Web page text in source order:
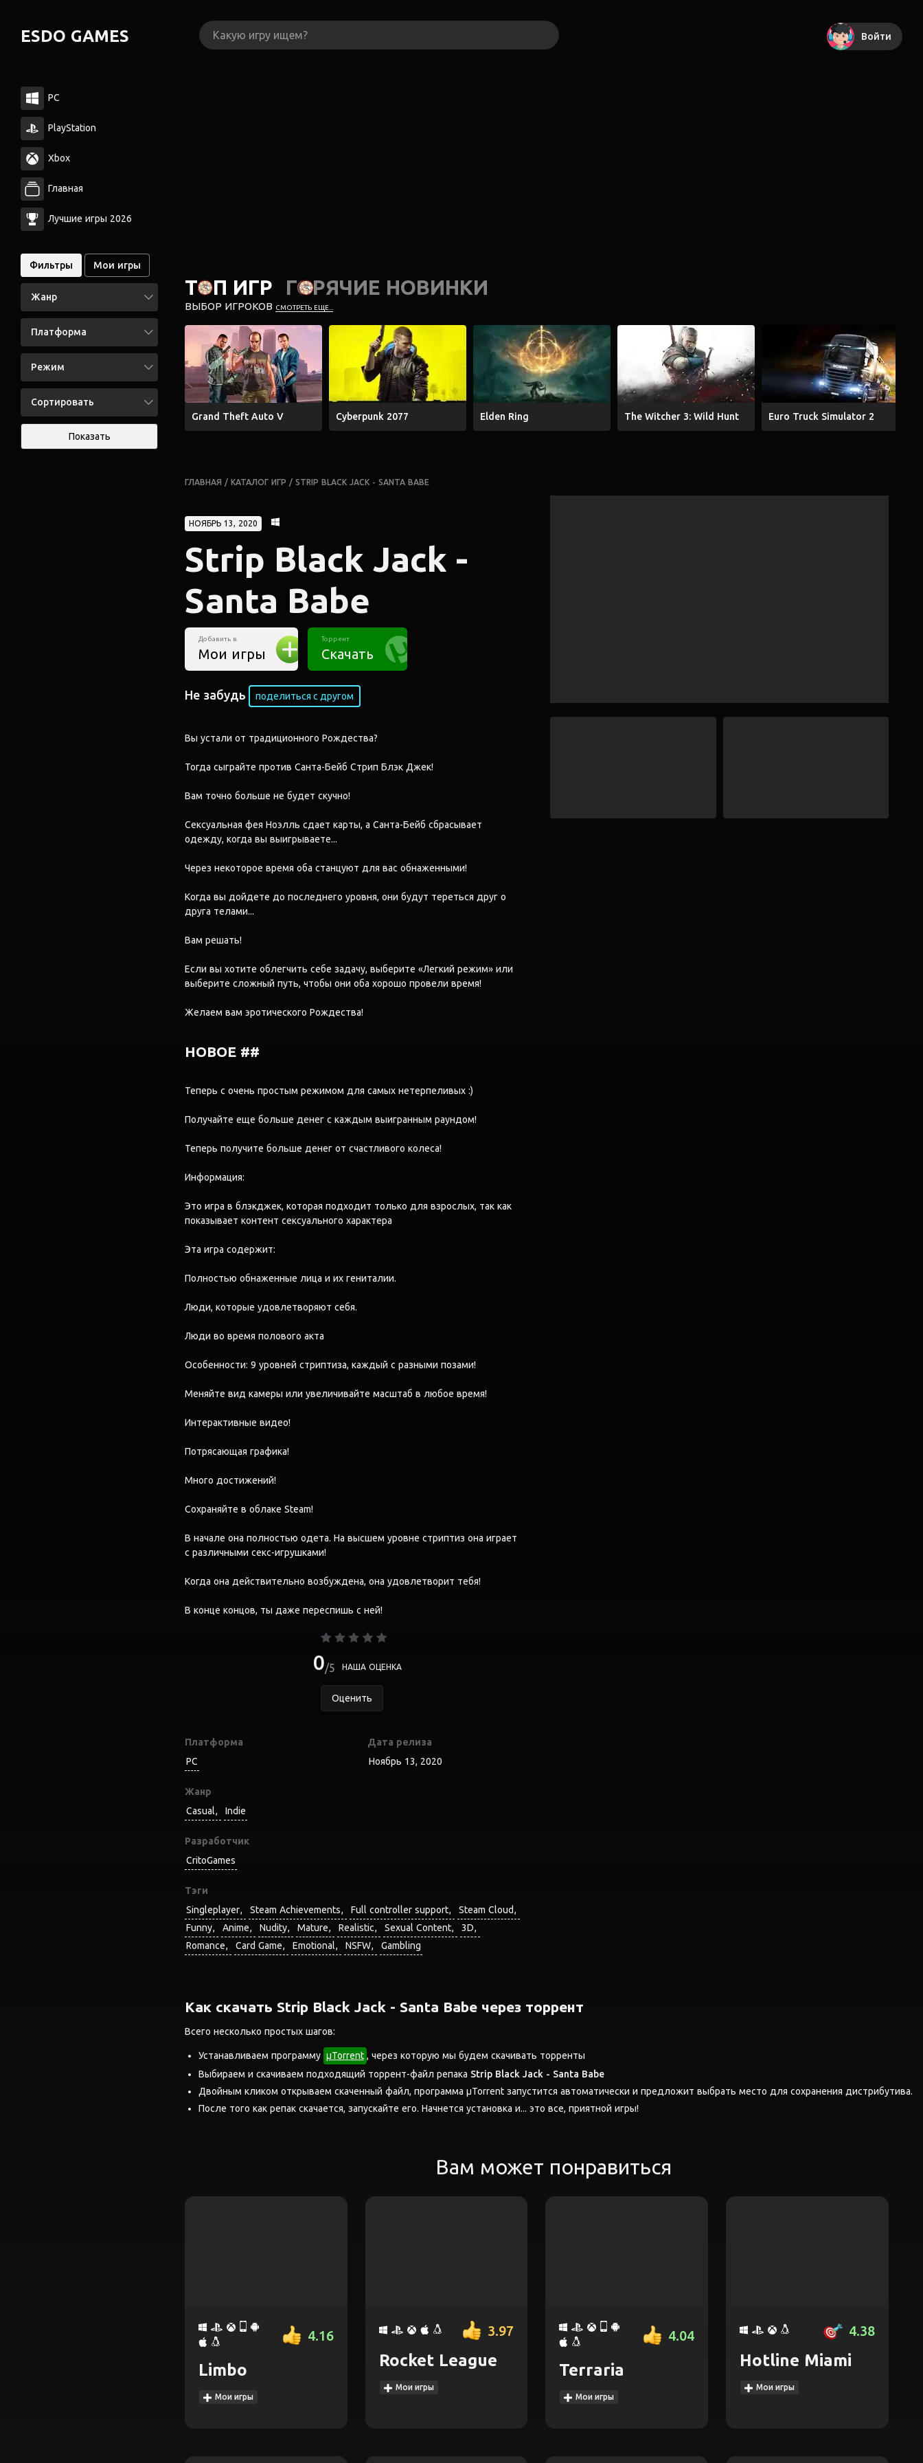
ESDO GAMES Войти
PC
PlayStation
Xbox
Главная
Лучшие игры 2026
Фильтры Мои игры
Жанр
Платформа
Режим
Сортировать
Показать
ТОП ИГР ГОРЯЧИЕ НОВИНКИ
ВЫБОР ИГРОКОВ СМОТРЕТЬ ЕЩЕ...
Grand Theft Auto V Cyberpunk 2077 Elden Ring The Witcher 3: Wild Hunt Euro Truck Simulator 2
ГЛАВНАЯ / КАТАЛОГ ИГР / STRIP BLACK JACK - SANTA BABE
НОЯБРЬ 13, 2020
Strip Black Jack -
Santa Babe
Добавить в
Мои игры
Торрент
Скачать
Не забудь поделиться с другом
Вы устали от традиционного Рождества?
Тогда сыграйте против Санта-Бейб Стрип Блэк Джек!
Вам точно больше не будет скучно!
Сексуальная фея Ноэлль сдает карты, а Санта-Бейб сбрасывает
одежду, когда вы выигрываете...
Через некоторое время оба станцуют для вас обнаженными!
Когда вы дойдете до последнего уровня, они будут тереться друг о
друга телами...
Вам решать!
Если вы хотите облегчить себе задачу, выберите «Легкий режим» или
выберите сложный путь, чтобы они оба хорошо провели время!
Желаем вам эротического Рождества!
НОВОЕ ##
Теперь с очень простым режимом для самых нетерпеливых :)
Получайте еще больше денег с каждым выигранным раундом!
Теперь получите больше денег от счастливого колеса!
Информация:
Это игра в блэкджек, которая подходит только для взрослых, так как
показывает контент сексуального характера
Эта игра содержит:
Полностью обнаженные лица и их гениталии.
Люди, которые удовлетворяют себя.
Люди во время полового акта
Особенности: 9 уровней стриптиза, каждый с разными позами!
Меняйте вид камеры или увеличивайте масштаб в любое время!
Интерактивные видео!
Потрясающая графика!
Много достижений!
Сохраняйте в облаке Steam!
В начале она полностью одета. На высшем уровне стриптиз она играет
с различными секс-игрушками!
Когда она действительно возбуждена, она удовлетворит тебя!
В конце концов, ты даже переспишь с ней!
0 5 НАША ОЦЕНКА
Оценить
Платформа
PC
Жанр
Casual
Indie
Разработчик
CritoGames
Дата релиза
Ноябрь 13, 2020
Тэги
Singleplayer
Steam Achievements Full controller support
Steam Cloud
Funny
Anime Nudity Mature Realistic Sexual Content
3D
Romance
Card Game Emotional NSFW Gambling
Как скачать Strip Black Jack - Santa Babe через торрент
Всего несколько простых шагов:
Устанавливаем программу μTorrent , через которую мы будем скачивать торренты
Выбираем и скачиваем подходящий торрент-файл репака Strip Black Jack - Santa Babe
Двойным кликом открываем скаченный файл, программа μTorrent запустится автоматически и предложит выбрать место для сохранения дистрибутива.
После того как репак скачается, запускайте его. Начнется установка и... это все, приятной игры!
Вам может понравиться
4.16
Limbo
Мои игры
3.97
Rocket League
Мои игры
4.04
Terraria
Мои игры
4.38
Hotline Miami
Мои игры